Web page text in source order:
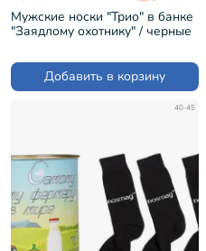
Мужские носки "Трио" в банке
"Заядлому охотнику" / черные
Добавить в корзину
40-45